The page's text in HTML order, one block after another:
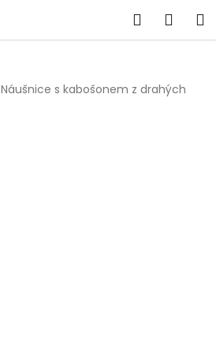
Hledat
Náušnice s kabošonem z drahých